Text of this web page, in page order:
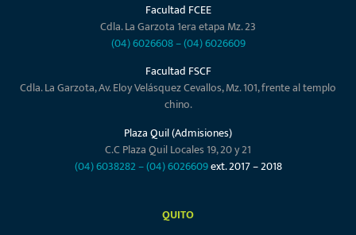
Facultad FCEE
Cdla. La Garzota 1era etapa Mz. 23
(04) 6026608–(04) 6026609
Facultad FSCF
Cdla. La Garzota, Av. Eloy Velásquez Cevallos, Mz. 101, frente al templo
chino.
Plaza Quil (Admisiones)
C.C Plaza Quil Locales 19, 20 y 21
(04) 6038282–(04) 6026609ext. 2017 – 2018
QUITO